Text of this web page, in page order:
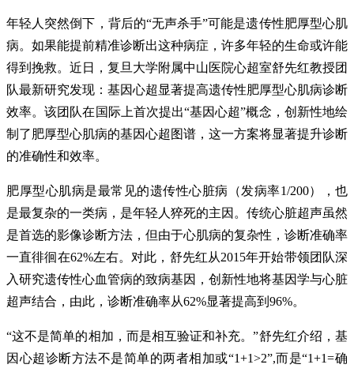
年轻人突然倒下，背后的“无声杀手”可能是遗传性肥厚型心肌
病。如果能提前精准诊断出这种病症，许多年轻的生命或许能
得到挽救。近日，复旦大学附属中山医院心超室舒先红教授团
队最新研究发现：基因心超显著提高遗传性肥厚型心肌病诊断
效率。该团队在国际上首次提出“基因心超”概念，创新性地绘
制了肥厚型心肌病的基因心超图谱，这一方案将显著提升诊断
的准确性和效率。
肥厚型心肌病是最常见的遗传性心脏病（发病率1/200），也
是最复杂的一类病，是年轻人猝死的主因。传统心脏超声虽然
是首选的影像诊断方法，但由于心肌病的复杂性，诊断准确率
一直徘徊在62%左右。对此，舒先红从2015年开始带领团队深
入研究遗传性心血管病的致病基因，创新性地将基因学与心脏
超声结合，由此，诊断准确率从62%显著提高到96%。
“这不是简单的相加，而是相互验证和补充。”舒先红介绍，基
因心超诊断方法不是简单的两者相加或“1+1>2”,而是“1+1=确